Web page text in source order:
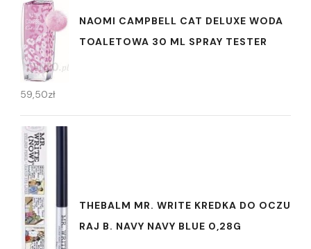
NAOMI CAMPBELL CAT DELUXE WODA
TOALETOWA 30 ML SPRAY TESTER
59,50zł
THEBALM MR. WRITE KREDKA DO OCZU
RAJ B. NAVY NAVY BLUE 0,28G